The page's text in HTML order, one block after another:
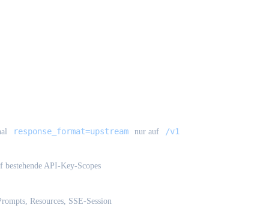
response_format=upstream nur auf /v1
bestehende API-Key-Scopes
Resources, SSE-Session